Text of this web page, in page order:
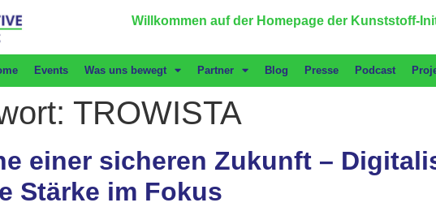
Willkommen auf der Homepage der Kunststoff-
Events Was uns bewegt Partner Blog Presse Podcast
TROWISTA
einer sicheren Zukunft –
Stärke im Fokus